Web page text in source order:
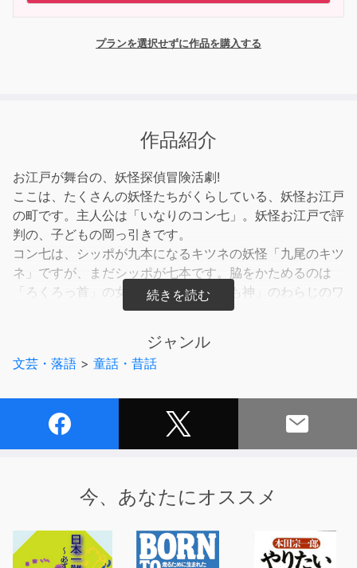
プランを選択せずに作品を購入する
作品紹介
お江戸が舞台の、妖怪探偵冒険活劇!
ここは、たくさんの妖怪たちがくらしている、妖怪お江戸
の町です。主人公は「いなりのコン七」。妖怪お江戸で評
判の、子どもの岡っ引きです。
コン七は、シッポが九本になるキツネの妖怪「九尾のキツ
ネ」ですが、まだシッポが七本です。脇をかためるのは
「ろくろっ首」の女の子お六や「つくも神」のわらじのワ
事件です。さあて、コン七は見事に解決できるのでありま
しょうか。
コン七 ：井料明里
ジャンル
文芸・落語 > 童話・昔話
今、あなたにオススメ